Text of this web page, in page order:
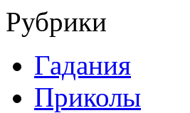
Рубрики
Гадания
Приколы